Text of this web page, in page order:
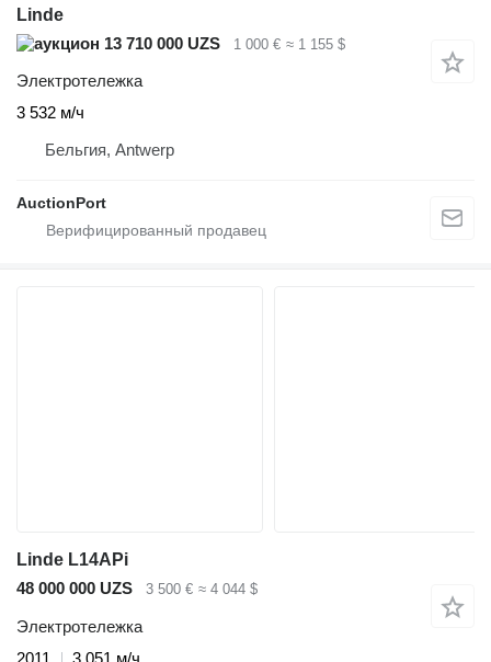
Linde
13 710 000 UZS
1 000 € ≈ 1 155 $
Электротележка
3 532 м/ч
Бельгия, Antwerp
AuctionPort
Linde L14APi
48 000 000 UZS
3 500 € ≈ 4 044 $
Электротележка
2011
3 051 м/ч